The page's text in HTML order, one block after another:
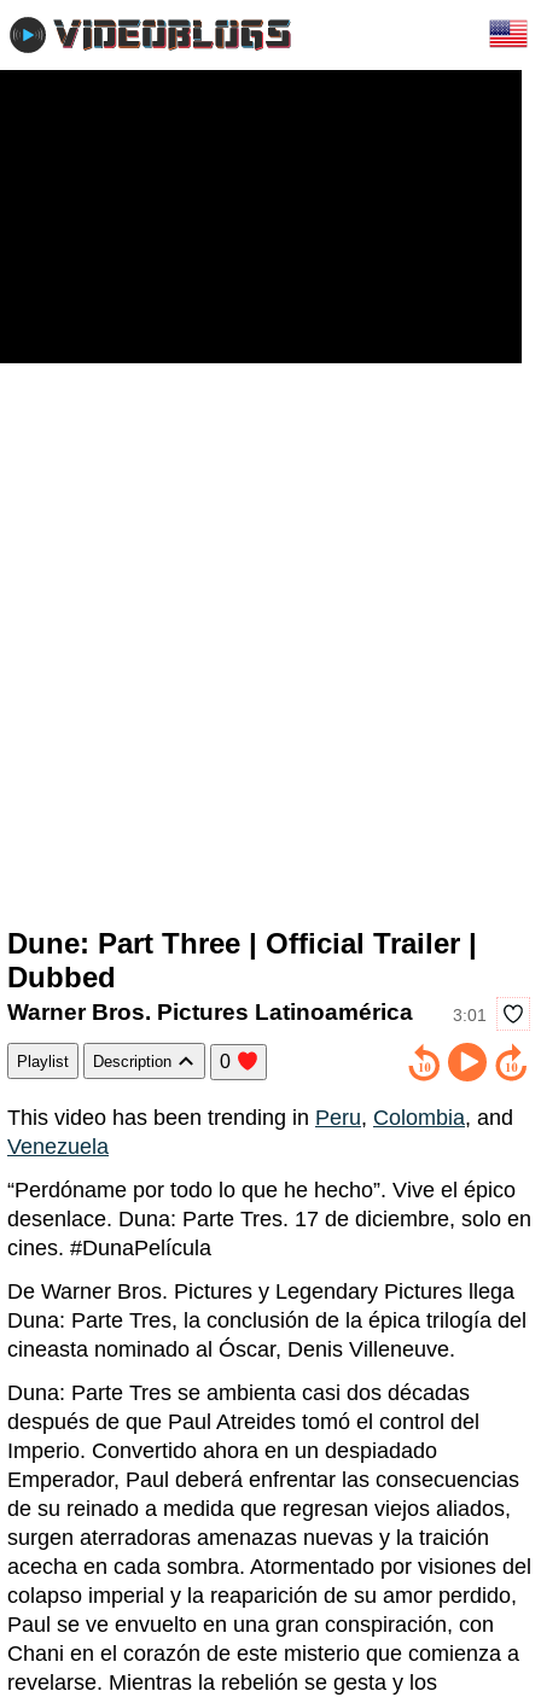
Dune: Part Three | Official Trailer |
Dubbed
3:01
Warner Bros. Pictures Latinoamérica
Playlist Description 0
This video has been trending in Peru, Colombia, and
Venezuela
“Perdóname por todo lo que he hecho”. Vive el épico
desenlace. Duna: Parte Tres. 17 de diciembre, solo en
cines. #DunaPelícula
De Warner Bros. Pictures y Legendary Pictures llega
Duna: Parte Tres, la conclusión de la épica trilogía del
cineasta nominado al Óscar, Denis Villeneuve.
Duna: Parte Tres se ambienta casi dos décadas
después de que Paul Atreides tomó el control del
Imperio. Convertido ahora en un despiadado
Emperador, Paul deberá enfrentar las consecuencias
de su reinado a medida que regresan viejos aliados,
surgen aterradoras amenazas nuevas y la traición
acecha en cada sombra. Atormentado por visiones del
colapso imperial y la reaparición de su amor perdido,
Paul se ve envuelto en una gran conspiración, con
Chani en el corazón de este misterio que comienza a
revelarse. Mientras la rebelión se gesta y los